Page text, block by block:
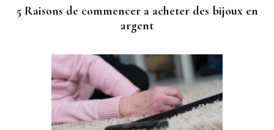
5 Raisons de commencer a acheter des bijoux en
argent